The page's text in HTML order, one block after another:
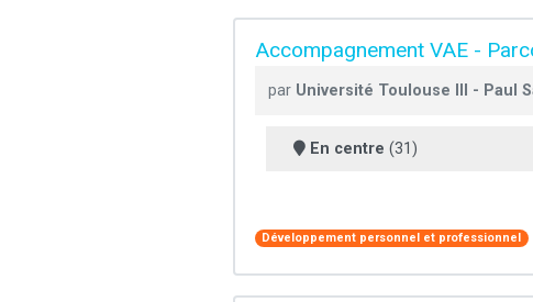
Accompagnement VAE -
par Université Toulouse III - Paul
En centre (31)
Développement personnel et professionnel